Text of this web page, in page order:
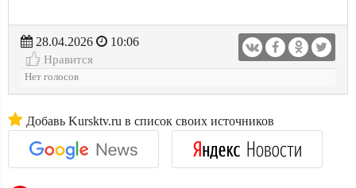
28.04.2026
10:06
Нравится
Нет голосов
Добавь Kursktv.ru в список своих источников